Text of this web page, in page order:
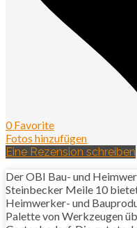
0 Favorite
Fotos hinzufügen
Eine Rezension schreiben
Der OBI Bau- und
Steinbecker Meile 10
Heimwerker- und
Palette von Werkzeugen